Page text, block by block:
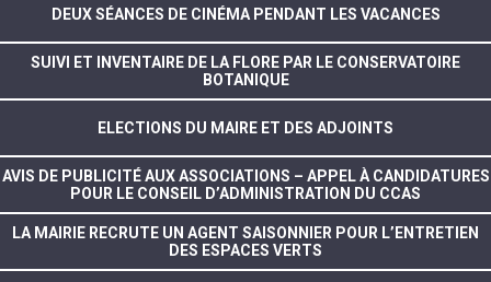
DEUX SÉANCES DE CINÉMA PENDANT LES VACANCES
SUIVI ET INVENTAIRE DE LA FLORE PAR LE CONSERVATOIRE
BOTANIQUE
ELECTIONS DU MAIRE ET DES ADJOINTS
AVIS DE PUBLICITÉ AUX ASSOCIATIONS – APPEL À CANDIDATURES
POUR LE CONSEIL D’ADMINISTRATION DU CCAS
LA MAIRIE RECRUTE UN AGENT SAISONNIER POUR L’ENTRETIEN
DES ESPACES VERTS